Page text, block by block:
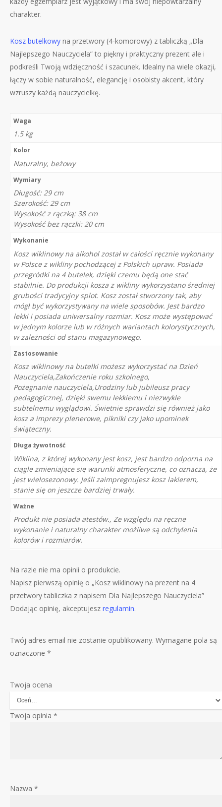
charakter.
Kosz butelkowy na przetwory (4-komorowy) z tabliczką „Dla
Najlepszego Nauczyciela” to piękny i praktyczny prezent ale i
podkreśli Twoją wdzięczność i szacunek. Idealny na wiele okazji,
łączy w sobie naturalność, elegancję i osobisty akcent, który
wzruszy każdą nauczycielkę.
Waga
1.5 kg
Kolor
Naturalny, beżowy
Wymiary
Długość: 29 cm
Szerokość: 29 cm
Wysokość z rączką: 38 cm
Wysokość bez rączki: 20 cm
Wykonanie
Kosz wiklinowy na alkohol został w całości ręcznie wykonany
w Polsce z wikliny pochodzącej z Polskich upraw. Posiada
przegródki na 4 butelek, dzięki czemu będą one stać
stabilnie. Do produkcji kosza z wikliny wykorzystano średniej
grubości tradycyjny splot. Kosz został stworzony tak, aby
mógł być wykorzystywany na wiele sposobów. Jest bardzo
lekki i posiada uniwersalny rozmiar. Kosz może występować
w jednym kolorze lub w różnych wariantach kolorystycznych,
w zależności od stanu magazynowego.
Zastosowanie
Kosz wiklinowy na butelki możesz wykorzystać na Dzień
Nauczyciela,Zakończenie roku szkolnego,
Pożegnanie nauczyciela,Urodziny lub jubileusz pracy
pedagogicznej, dzięki swemu lekkiemu i niezwykle
subtelnemu wyglądowi. Świetnie sprawdzi się również jako
kosz a imprezy plenerowe, pikniki czy jako upominek
świąteczny.
Długa żywotność
Wiklina, z której wykonany jest kosz, jest bardzo odporna na
ciągle zmieniające się warunki atmosferyczne, co oznacza, że
jest wielosezonowy. Jeśli zaimpregnujesz kosz lakierem,
stanie się on jeszcze bardziej trwały.
Ważne
Produkt nie posiada atestów., Ze względu na ręczne
wykonanie i naturalny charakter możliwe są odchylenia
kolorów i rozmiarów.
Na razie nie ma opinii o produkcie.
Napisz pierwszą opinię o „Kosz wiklinowy na prezent na 4
przetwory tabliczka z napisem Dla Najlepszego Nauczyciela”
Dodając opinię, akceptujesz regulamin.
Twój adres email nie zostanie opublikowany. Wymagane pola są
oznaczone *
Twoja ocena
Twoja opinia *
Nazwa *